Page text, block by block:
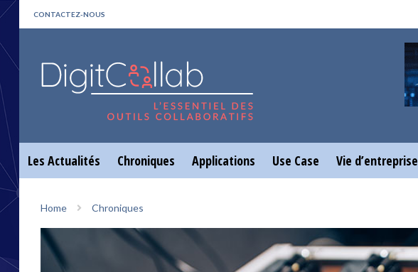
CONTACTEZ-NOUS
Les Actualités Chroniques Applications Use Case Vie d’entreprise
Home Chroniques